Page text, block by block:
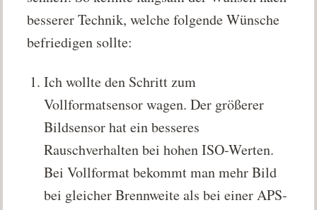
besserer Technik, welche folgende Wünsche
befriedigen sollte:
Ich wollte den Schritt zum
Vollformatsensor wagen. Der größerer
Bildsensor hat ein besseres
Rauschverhalten bei hohen ISO-Werten.
Bei Vollformat bekommt man mehr Bild
bei gleicher Brennweite als bei einer APS-